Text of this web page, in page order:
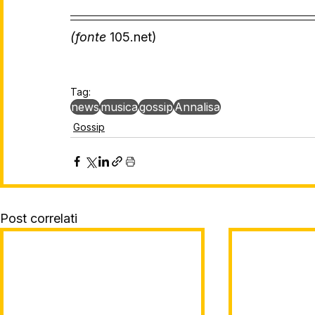
(fonte 105.net)
Tag:
newsmusicagossipAnnalisa
Gossip
Post correlati